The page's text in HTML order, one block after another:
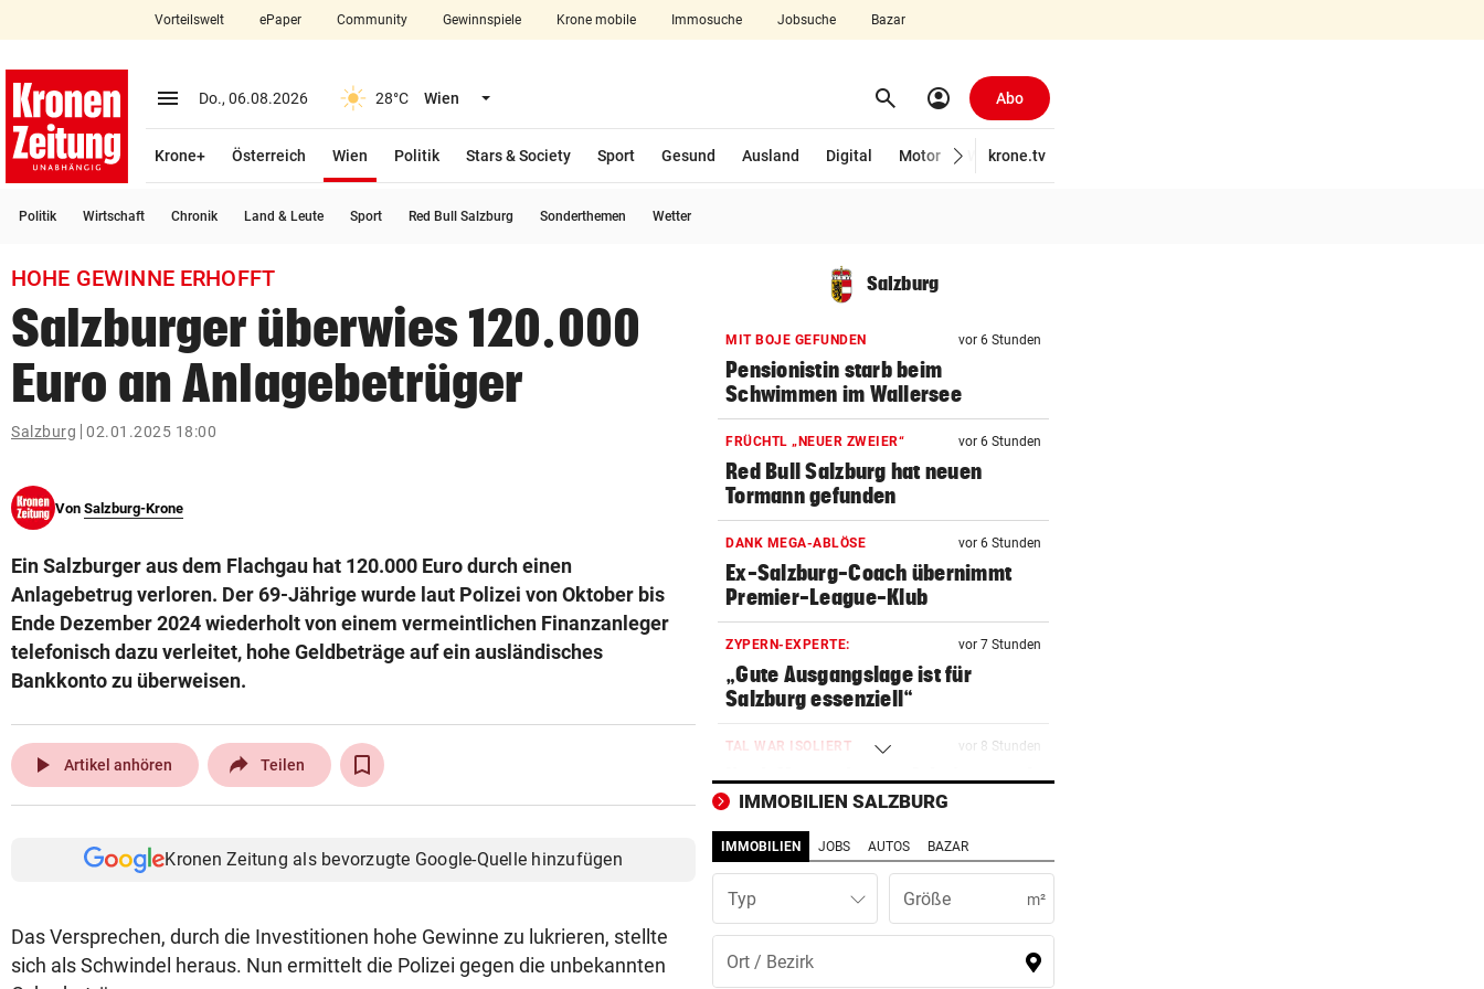
closeSchließen
account_circle Anmelden
arrow_right
Suchbegriff
eingeben
© Krone Multimedia GmbH & Co KG 2026
Vorteilswelt ePaper Community Gewinnspiele Krone mobile Immosuche Jobsuche Bazar
menu Menü aufklappen
Do., 06.08.2026 28°C Wien Menü aufklappen search Suchen
account_circle Abo
Krone+ Österreich Wien
Politik
Stars & Society Sport Gesund Ausland Digital Motor Wirtschaft
krone.tv
Politik Wirtschaft Chronik Land & Leute Sport Red Bull Salzburg Sonderthemen Wetter
HOHE GEWINNE ERHOFFT
Salzburger überwies 120.000
Euro an Anlagebetrüger
Salzburg 02.01.2025 18:00
Von Salzburg-Krone
Ein Salzburger aus dem Flachgau hat 120.000 Euro durch einen
Anlagebetrug verloren. Der 69-Jährige wurde laut Polizei von Oktober bis
Ende Dezember 2024 wiederholt von einem vermeintlichen Finanzanleger
telefonisch dazu verleitet, hohe Geldbeträge auf ein ausländisches
Bankkonto zu überweisen.
play_arrow Artikel anhören Teilen
Kronen Zeitung als bevorzugte Google-Quelle hinzufügen
Das Versprechen, durch die Investitionen hohe Gewinne zu lukrieren, stellte
sich als Schwindel heraus. Nun ermittelt die Polizei gegen die unbekannten
Salzburg
MIT BOJE GEFUNDEN vor 6 Stunden
Pensionistin starb beim
Schwimmen im Wallersee
FRÜCHTL „NEUER ZWEIER“ vor 6 Stunden
Red Bull Salzburg hat neuen
Tormann gefunden
DANK MEGA-ABLÖSE vor 6 Stunden
Ex-Salzburg-Coach übernimmt
Premier-League-Klub
ZYPERN-EXPERTE: vor 7 Stunden
„Gute Ausgangslage ist für
Salzburg essenziell“
TAL WAR ISOLIERT vor 8 Stunden
Nach Muren dauern Arbeiten noch
bis zum Wochenende
WAR KURZ ZUVOR IN HAFT vor 9 Stunden
Pongauer (51) bedrohte
Supermarkt-Mitarbeiterin
vor 10 Stunden
Vor Auftakt: „Wir sind alle geil auf
IMMOBILIEN SALZBURG
IMMOBILIEN JOBS AUTOS BAZAR
Typ m²